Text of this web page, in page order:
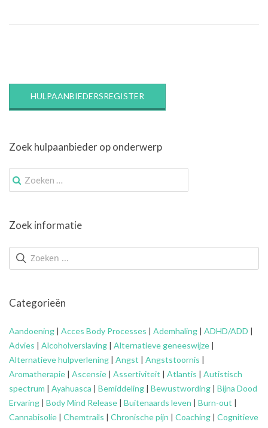
HULPAANBIEDERSREGISTER
Zoek hulpaanbieder op onderwerp
Zoek
naar:
Zoek informatie
Categorieën
Aandoening | Acces Body Processes | Ademhaling | ADHD/ADD |
Advies | Alcoholverslaving | Alternatieve geneeswijze |
Alternatieve hulpverlening | Angst | Angststoornis |
Aromatherapie | Ascensie | Assertiviteit | Atlantis | Autistisch
spectrum | Ayahuasca | Bemiddeling | Bewustwording | Bijna Dood
Ervaring | Body Mind Release | Buitenaards leven | Burn-out |
Cannabisolie | Chemtrails | Chronische pijn | Coaching | Cognitieve